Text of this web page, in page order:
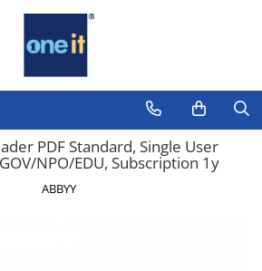
PDF Standard, Single User
NPO/EDU, Subscription 1y
ABBYY